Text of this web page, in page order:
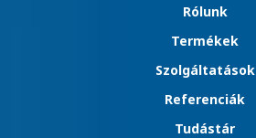
Rólunk
Termékek
Szolgáltatások
Referenciák
Tudástár